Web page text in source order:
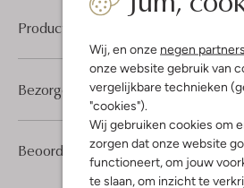
Wij, en onze negen partners
onze website gebruik van
vergelijkbare technieken
"cookies").
Wij gebruiken cookies om
zorgen dat onze website
functioneert, om jouw
te slaan, om inzicht te
Product informatie
Beoordelingen (1) 1
5
Sterren
Bezorgen & retourneren